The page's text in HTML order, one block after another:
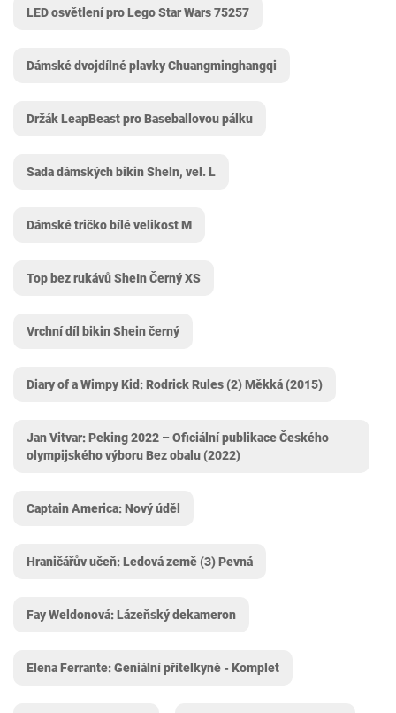
LED osvětlení pro Lego Star Wars 75257
Dámské dvojdílné plavky Chuangminghangqi
Držák LeapBeast pro Baseballovou pálku
Sada dámských bikin Sheln, vel. L
Dámské tričko bílé velikost M
Top bez rukávů SheIn Černý XS
Vrchní díl bikin Shein černý
Diary of a Wimpy Kid: Rodrick Rules (2) Měkká (2015)
Jan Vitvar: Peking 2022 – Oficiální publikace Českého
olympijského výboru Bez obalu (2022)
Captain America: Nový úděl
Hraničářův učeň: Ledová země (3) Pevná
Fay Weldonová: Lázeňský dekameron
Elena Ferrante: Geniální přítelkyně - Komplet